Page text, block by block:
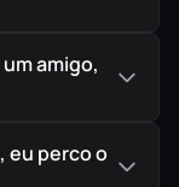
amigo,
eu perco o